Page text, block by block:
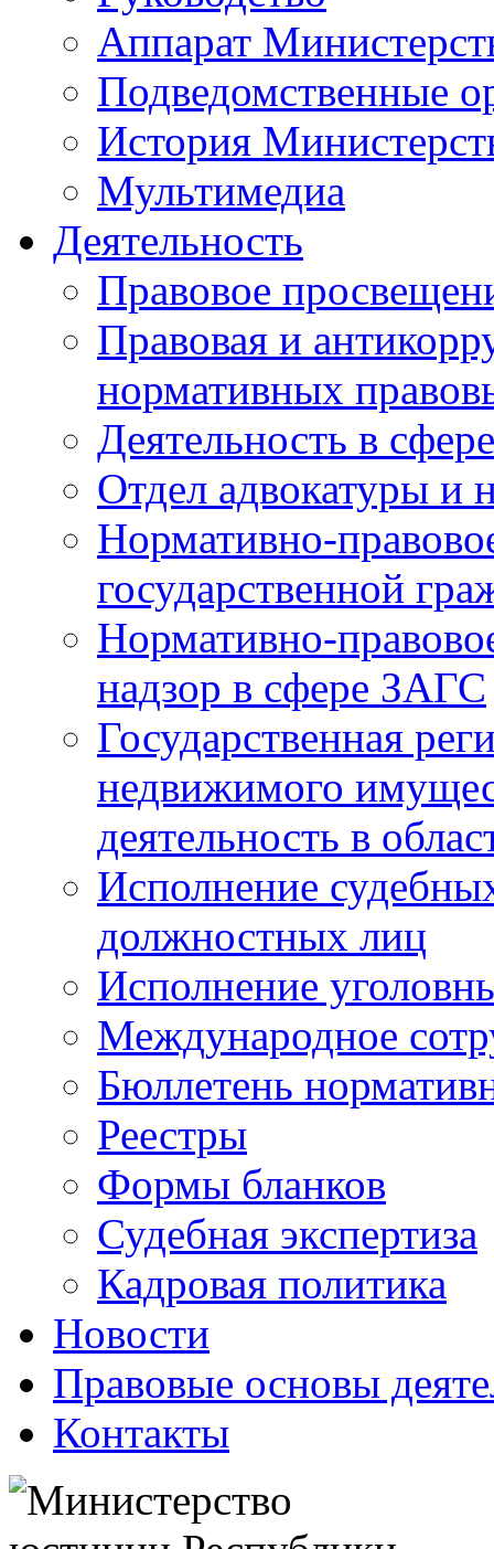
Аппарат
Подведомственные
История
Мультимедиа
Деятельность
Правовое
Правовая и
нормативных
Деятельность в
Отдел адвокатуры и
Нормативно-
государственной
Нормативно-
надзор в сфере ЗАГС
Государственная
недвижимого
деятельность в
Исполнение
должностных лиц
Исполнение
Международное
Бюллетень
Реестры
Формы бланков
Судебная экспертиза
Кадровая политика
Новости
Правовые основы
Контакты